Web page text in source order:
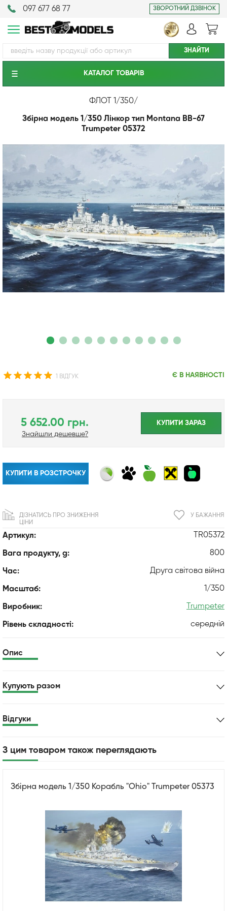
097 677 68 77 ЗВОРОТНИЙ ДЗВІНОК
КАТАЛОГ ТОВАРIВ
ФЛОТ 1/350/
Збірна модель 1/350 Лінкор тип Montana BB-67
Trumpeter 05372
1 ВІДГУК Є В НАЯВНОСТІ
Артикул: TR05372
Вага продукту, g: 800
Час: Друга світова війна
Масштаб: 1/350
Виробник: Trumpeter
Рівень складності: середній
5 652.00 грн.
Знайшли дешевше?
КУПИТИ ЗАРАЗ
КУПИТИ В РОЗСТРОЧКУ
У БАЖАННЯ
ДІЗНАТИСЬ ПРО ЗНИЖЕННЯ
ЦІНИ
Опис
Купують разом
Відгуки
З цим товаром також переглядають
Збірна модель 1/350 Корабль "Ohio" Trumpeter 05373